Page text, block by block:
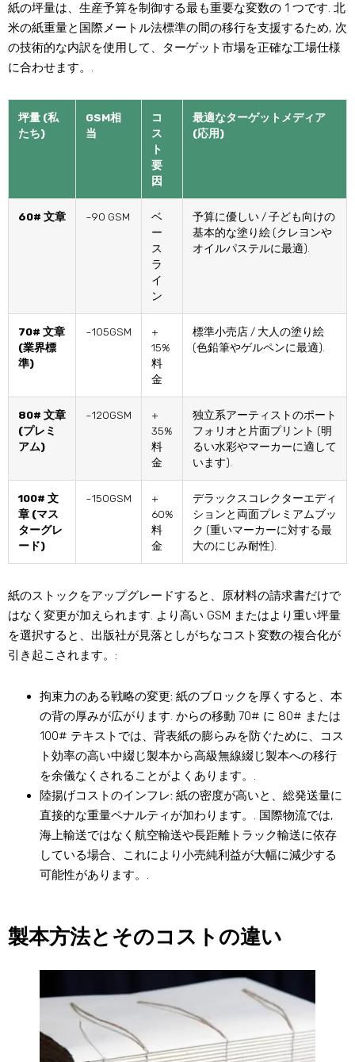
紙の坪量は、生産予算を制御する最も重要な変数の 1 つです. 北
米の紙重量と国際メートル法標準の間の移行を支援するため, 次
の技術的な内訳を使用して、ターゲット市場を正確な工場仕様
に合わせます。.
坪量 (私
たち)
GSM相
当
コ
ス
ト
要
因
最適なターゲットメディア
(応用)
60# 文章 ~90 GSM
ベ
ー
ス
ラ
イ
ン
予算に優しい / 子ども向けの
基本的な塗り絵 (クレヨンや
オイルパステルに最適).
70# 文章
(業界標
準)
~105GSM
+
15%
料
金
標準小売店 / 大人の塗り絵
(色鉛筆やゲルペンに最適).
80# 文章
(プレミ
アム)
~120GSM
+
35%
料
金
独立系アーティストのポート
フォリオと片面プリント (明
るい水彩やマーカーに適して
います).
100# 文
章 (マス
ターグレ
ード)
~150GSM
+
60%
料
金
デラックスコレクターエディ
ションと両面プレミアムブッ
ク (重いマーカーに対する最
大のにじみ耐性).
紙のストックをアップグレードすると、原材料の請求書だけで
はなく変更が加えられます. より高い GSM またはより重い坪量
を選択すると、出版社が見落としがちなコスト変数の複合化が
引き起こされます。:
拘束力のある戦略の変更: 紙のブロックを厚くすると、本
の背の厚みが広がります. からの移動 70# に 80# または
100# テキストでは、背表紙の膨らみを防ぐために、コス
ト効率の高い中綴じ製本から高級無線綴じ製本への移行
を余儀なくされることがよくあります。.
陸揚げコストのインフレ: 紙の密度が高いと、総発送量に
直接的な重量ペナルティが加わります。. 国際物流では,
海上輸送ではなく航空輸送や長距離トラック輸送に依存
している場合、これにより小売純利益が大幅に減少する
可能性があります。.
製本方法とそのコストの違い